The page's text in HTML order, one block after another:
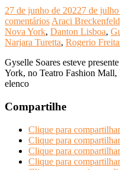
27 de junho de 20227 de
comentários Araci Breckenfeld
Nova York, Danton Lisboa,
Narjara Turetta, Rogerio
Gyselle Soares esteve
York, no Teatro Fashion
elenco
Compartilhe
Clique para
Clique para
Clique para
Clique para